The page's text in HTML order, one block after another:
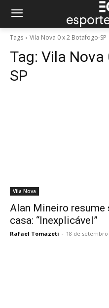
Tags Vila Nova 0 x 2 Botafogo-SP
Tag: Vila Nova
SP
Vila Nova
Alan Mineiro resume
casa: “Inexplicável”
Rafael Tomazeti - 18 de setembro